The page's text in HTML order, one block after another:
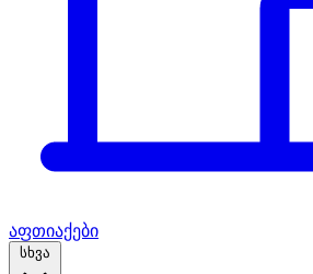
აფთიაქები
სხვა